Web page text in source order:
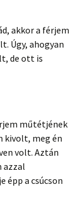
akkor a férjem
Úgy, ahogyan
de ott is
műtétjének
kivolt, meg én
volt. Aztán
azzal
épp a csúcson